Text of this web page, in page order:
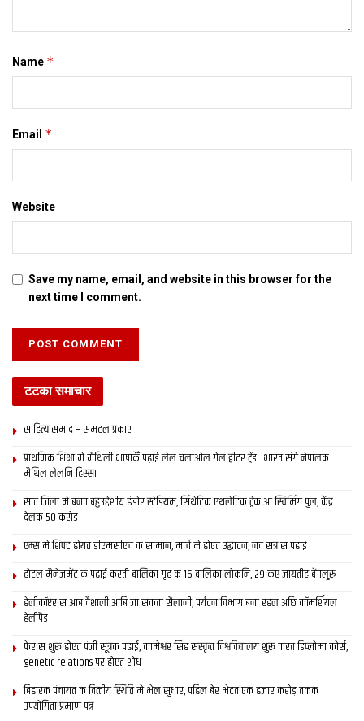
Name *
Email *
Website
Save my name, email, and website in this browser for the
next time I comment.
टटका समाचार
साहित्य समाद – समटल प्रकाश
प्राथमिक शि‍क्षा मे मैथि‍ली भाषाकेँ पढ़ाई लेल चलाओल गेल ट्वीटर ट्रेंड : भारत संगे नेपालक
मैथिल लेलनि हिस्सा
सात जिला मे बनत बहुउद्देशीय इंडोर स्‍टेडि‍यम, सिंथेटिक एथलेटिक ट्रेक आ स्विमिंग पुल, केंद्र
देलक 50 करोड़
एम्स मे शिफ्ट होयत डीएमसीएच क सामान, मार्च मे होएत उद्घाटन, नव सत्र स पढाई
होटल मैनेजमेंट क पढ़ाई करती बालिका गृह क 16 बालिका लोकनि, 29 कए जायतीह बेंगलुरु
हेलीकॉप्टर स आब वैशाली आबि जा सकता सैलानी, पर्यटन विभाग बना रहल अछि कॉमर्शियल
हेलीपैड
फेर स शुरू होएत पंजी सूत्रक पढाई, कामेश्वर सिंह संस्कृत विश्वविद्यालय शुरू करत डिप्लोमा कोर्स,
genetic relations पर होएत शोध
बिहारक पंचायत क वित्‍तीय स्थिति मे भेल सुधार, पहिल बेर भेटत एक हजार करोड़ तकक
उपयोगिता प्रमाण पत्र